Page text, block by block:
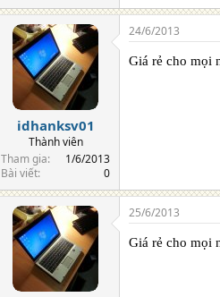
idhanksv01
Thành viên
Tham gia
1/6/2013
Bài viết
0
24/6/2013
Giá rẻ cho mọi
25/6/2013
Giá rẻ cho mọi